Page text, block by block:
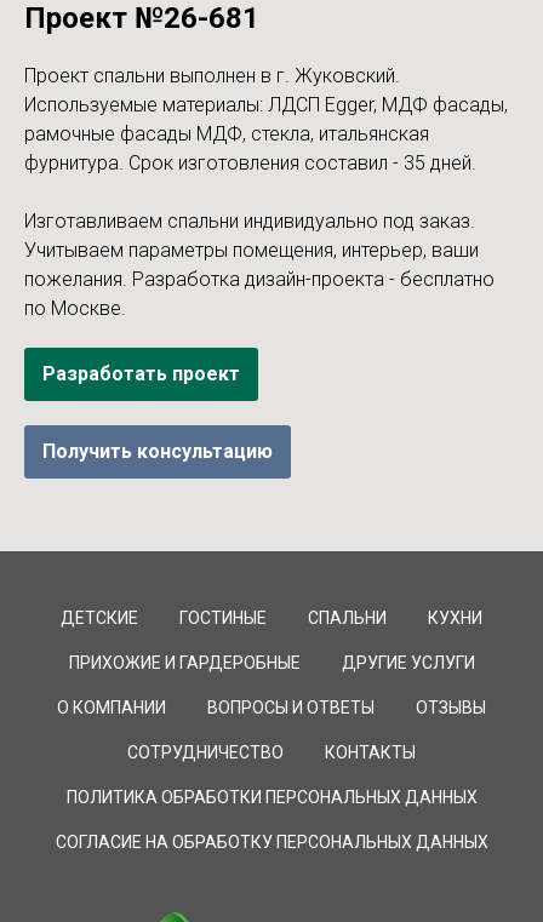
Проект №26-681
Проект спальни выполнен в г. Жуковский.
Используемые материалы: ЛДСП Egger, МДФ фасады,
рамочные фасады МДФ, стекла, итальянская
фурнитура. Срок изготовления составил - 35 дней.
Изготавливаем спальни индивидуально под заказ.
Учитываем параметры помещения, интерьер, ваши
пожелания. Разработка дизайн-проекта - бесплатно
по Москве.
Разработать проект
Получить консультацию
ДЕТСКИЕ ГОСТИНЫЕ СПАЛЬНИ КУХНИ
ПРИХОЖИЕ И ГАРДЕРОБНЫЕ ДРУГИЕ УСЛУГИ
О КОМПАНИИ ВОПРОСЫ И ОТВЕТЫ ОТЗЫВЫ
СОТРУДНИЧЕСТВО КОНТАКТЫ
ПОЛИТИКА ОБРАБОТКИ ПЕРСОНАЛЬНЫХ ДАННЫХ
СОГЛАСИЕ НА ОБРАБОТКУ ПЕРСОНАЛЬНЫХ ДАННЫХ